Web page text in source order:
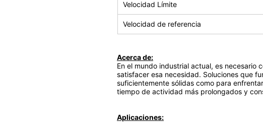
Velocidad Límite
Velocidad de referencia
Acerca de:
En el mundo industrial actual, es necesario
satisfacer esa necesidad. Soluciones que
suficientemente sólidas como para
tiempo de actividad más prolongados y
Aplicaciones: